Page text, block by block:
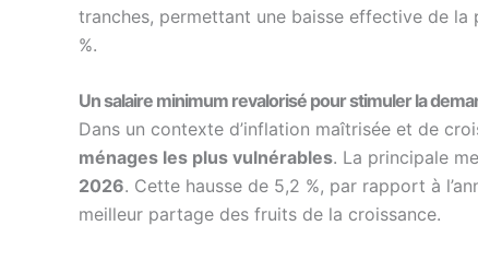
tranches, permettant une baisse effective de la
%.
Un salaire minimum revalorisé pour stimuler la
Dans un contexte d’inflation maîtrisée et de
ménages les plus vulnérables. La principale
2026. Cette hausse de 5,2 %, par rapport à
meilleur partage des fruits de la croissance.